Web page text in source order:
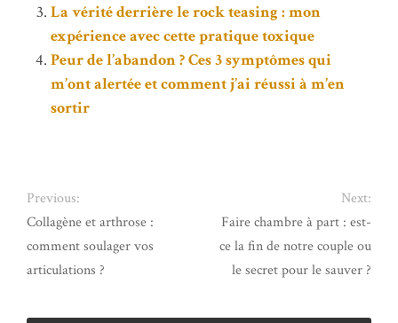
La vérité derrière le rock teasing : mon
expérience avec cette pratique toxique
Peur de l’abandon ? Ces 3 symptômes qui
m’ont alertée et comment j’ai réussi à m’en
sortir
Previous:
Collagène et arthrose :
comment soulager vos
articulations ?
Next:
Faire chambre à part : est-
ce la fin de notre couple ou
le secret pour le sauver ?